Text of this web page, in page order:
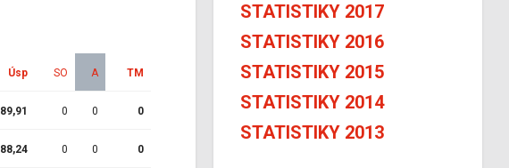
Úsp SO A TM
89,91 0 0 0
88,24 0 0 0
STATISTIKY 2017
STATISTIKY 2016
STATISTIKY 2015
STATISTIKY 2014
STATISTIKY 2013